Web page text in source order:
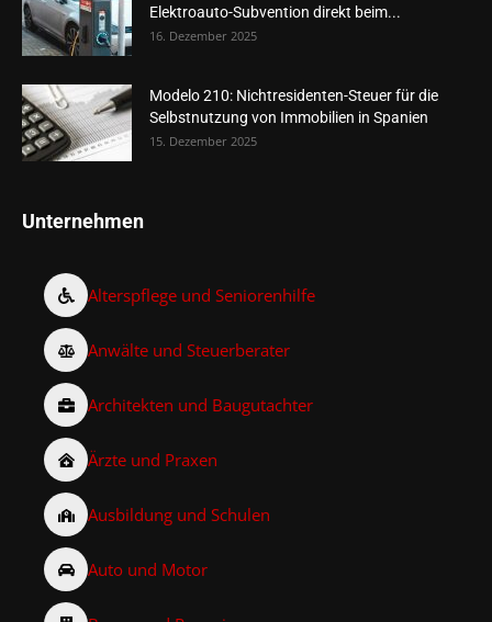
Elektroauto-Subvention direkt beim...
16. Dezember 2025
Modelo 210: Nichtresidenten-Steuer für die
Selbstnutzung von Immobilien in Spanien
15. Dezember 2025
Unternehmen
Alterspflege und Seniorenhilfe
Anwälte und Steuerberater
Architekten und Baugutachter
Ärzte und Praxen
Ausbildung und Schulen
Auto und Motor